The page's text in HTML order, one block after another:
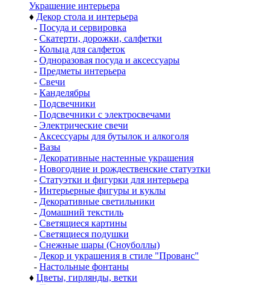
Украшение интерьера
♦ Декор стола и интерьера
- Посуда и сервировка
- Скатерти, дорожки, салфетки
- Кольца для салфеток
- Одноразовая посуда и аксессуары
- Предметы интерьера
- Свечи
- Канделябры
- Подсвечники
- Подсвечники с электросвечами
- Электрические свечи
- Аксессуары для бутылок и алкоголя
- Вазы
- Декоративные настенные украшения
- Новогодние и рождественские статуэтки
- Статуэтки и фигурки для интерьера
- Интерьерные фигуры и куклы
- Декоративные светильники
- Домашний текстиль
- Светящиеся картины
- Светящиеся подушки
- Снежные шары (Сноуболлы)
- Декор и украшения в стиле "Прованс"
- Настольные фонтаны
♦ Цветы, гирлянды, ветки